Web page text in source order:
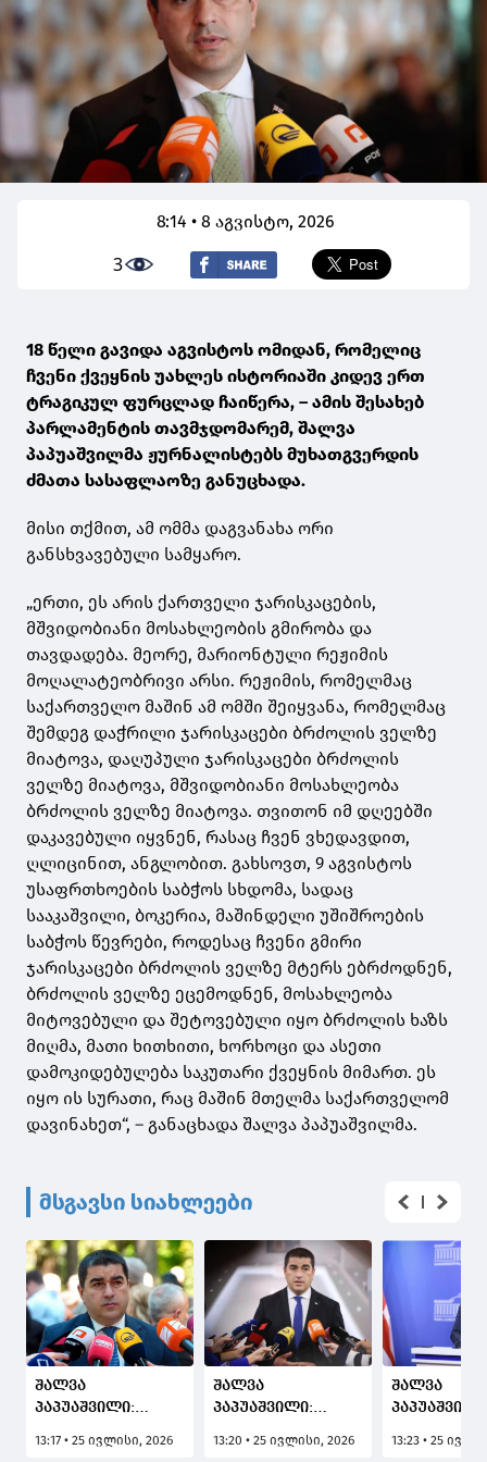
8:14 • 8 აგვისტო, 2026
3
18 წელი გავიდა აგვისტოს ომიდან, რომელიც
ჩვენი ქვეყნის უახლეს ისტორიაში კიდევ ერთ
ტრაგიკულ ფურცლად ჩაიწერა, – ამის შესახებ
პარლამენტის თავმჯდომარემ, შალვა
პაპუაშვილმა ჟურნალისტებს მუხათგვერდის
ძმათა სასაფლაოზე განუცხადა.
მისი თქმით, ამ ომმა დაგვანახა ორი
განსხვავებული სამყარო.
„ერთი, ეს არის ქართველი ჯარისკაცების,
მშვიდობიანი მოსახლეობის გმირობა და
თავდადება. მეორე, მარიონტული რეჟიმის
მოღალატეობრივი არსი. რეჟიმის, რომელმაც
საქართველო მაშინ ამ ომში შეიყვანა, რომელმაც
შემდეგ დაჭრილი ჯარისკაცები ბრძოლის ველზე
მიატოვა, დაღუპული ჯარისკაცები ბრძოლის
ველზე მიატოვა, მშვიდობიანი მოსახლეობა
ბრძოლის ველზე მიატოვა. თვითონ იმ დღეებში
დაკავებული იყვნენ, რასაც ჩვენ ვხედავდით,
ღლიცინით, ანგლობით. გახსოვთ, 9 აგვისტოს
უსაფრთხოების საბჭოს სხდომა, სადაც
სააკაშვილი, ბოკერია, მაშინდელი უშიშროების
საბჭოს წევრები, როდესაც ჩვენი გმირი
ჯარისკაცები ბრძოლის ველზე მტერს ებრძოდნენ,
ბრძოლის ველზე ეცემოდნენ, მოსახლეობა
მიტოვებული და შეტოვებული იყო ბრძოლის ხაზს
მიღმა, მათი ხითხითი, ხორხოცი და ასეთი
დამოკიდებულება საკუთარი ქვეყნის მიმართ. ეს
იყო ის სურათი, რაც მაშინ მთელმა საქართველომ
დავინახეთ“, – განაცხადა შალვა პაპუაშვილმა.
მსგავსი სიახლეები
შალვა
პაპუაშვილი:
უჩვეულოა,
13:17 • 25 ივლისი, 2026
შალვა
პაპუაშვილი:
მოარღვიონ
13:20 • 25 ივლისი, 2026
შალვა
სურდათ,
13:23 • 25